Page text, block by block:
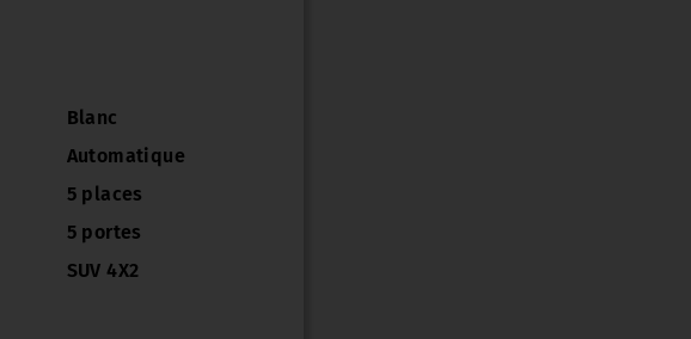
Blanc
Automatique
5 places
5 portes
SUV 4X2